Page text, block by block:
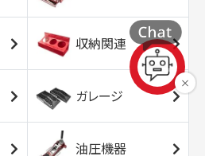
収納関連
ガレージ
油圧機器